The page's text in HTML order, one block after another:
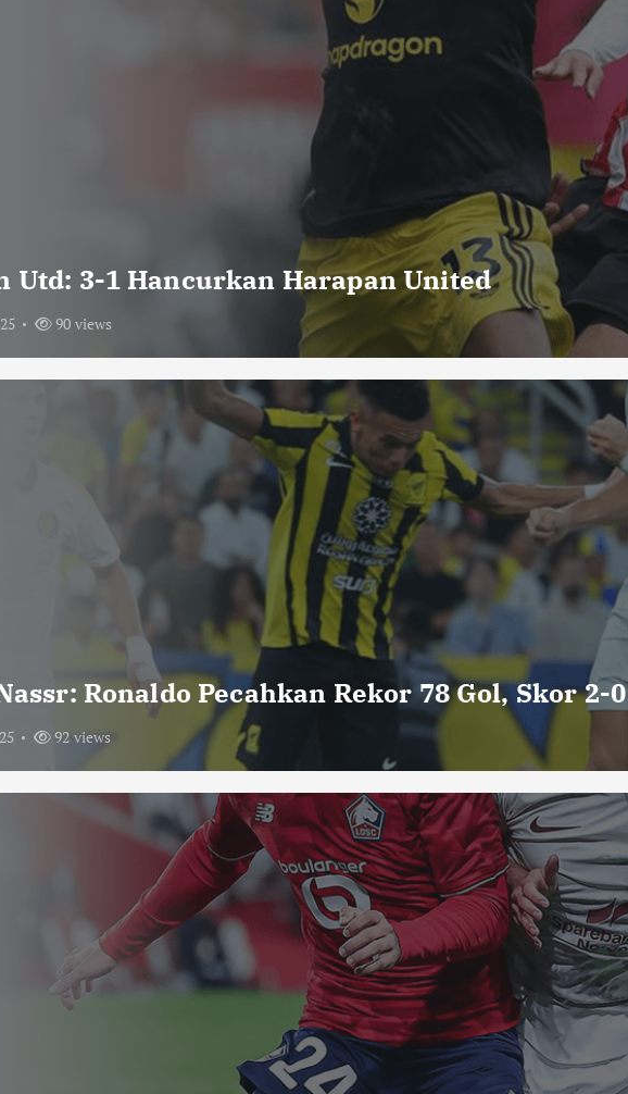
Utd: 3-1 Hancurkan Harapan United
90 views
Ronaldo Pecahkan Rekor 78 Gol, Skor 2-0
92 views